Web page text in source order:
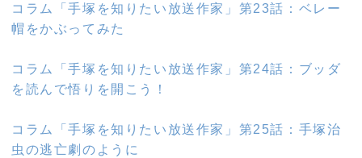
コラム「手塚を知りたい放送作家」第23話：ベレー
帽をかぶってみた
コラム「手塚を知りたい放送作家」第24話：ブッダ
を読んで悟りを開こう！
コラム「手塚を知りたい放送作家」第25話：手塚治
虫の逃亡劇のように